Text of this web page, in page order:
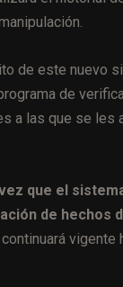
de este nuevo
de
a las que se les
que el
de hechos
vigente